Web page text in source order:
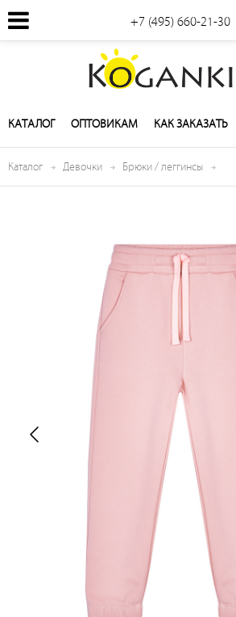
+7 (495) 660-21-30
КАТАЛОГ ОПТОВИКАМ КАК ЗАКАЗАТЬ
Каталог Девочки Брюки / леггинсы